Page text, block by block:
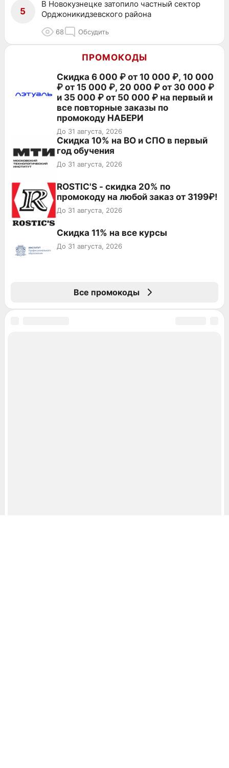
5
В Новокузнецке затопило частный сектор
Орджоникидзевского района
68 Обсудить
ПРОМОКОДЫ
Скидка 6 000 ₽ от 10 000 ₽, 10 000
₽ от 15 000 ₽, 20 000 ₽ от 30 000 ₽
и 35 000 ₽ от 50 000 ₽ на первый и
все повторные заказы по
промокоду НАБЕРИ
До 31 августа, 2026
Скидка 10% на ВО и СПО в первый
год обучения
До 31 августа, 2026
ROSTIC'S - скидка 20% по
промокоду на любой заказ от 3199₽!
До 31 августа, 2026
Скидка 11% на все курсы
До 31 августа, 2026
Все промокоды